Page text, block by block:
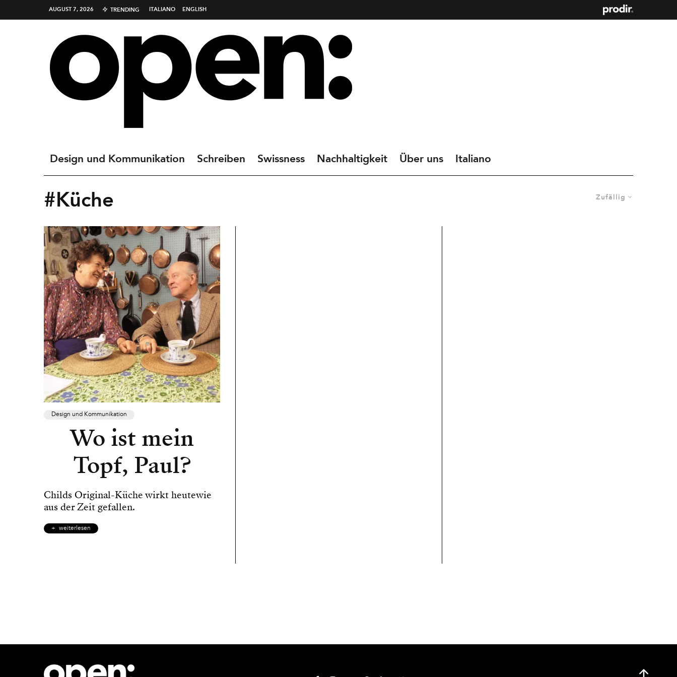
AUGUST 7, 2026 TRENDING ITALIANO ENGLISH
Design und Kommunikation Schreiben Swissness Nachhaltigkeit Über uns Italiano
Zufällig
#Küche
Design und Kommunikation
Wo ist mein
Topf, Paul?
Childs Original-Küche wirkt heutewie
aus der Zeit gefallen.
weiterlesen